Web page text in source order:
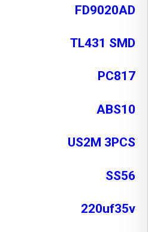
FD9020AD
TL431 SMD
PC817
ABS10
US2M 3PCS
SS56
220uf35v